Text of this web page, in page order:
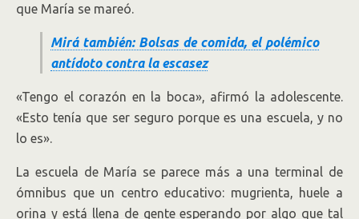
que María se mareó.
Mirá también: Bolsas de comida, el polémico
antídoto contra la escasez
«Tengo el corazón en la boca», afirmó la adolescente.
«Esto tenía que ser seguro porque es una escuela, y no
lo es».
La escuela de María se parece más a una terminal de
ómnibus que un centro educativo: mugrienta, huele a
orina y está llena de gente esperando por algo que tal